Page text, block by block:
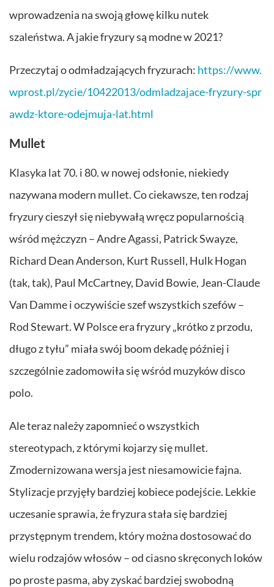
wprowadzenia na swoją głowę kilku nutek
szaleństwa. A jakie fryzury są modne w 2021?
Przeczytaj o odmładzających fryzurach: https://www.
wprost.pl/zycie/10422013/odmladzajace-fryzury-spr
awdz-ktore-odejmuja-lat.html
Mullet
Klasyka lat 70. i 80. w nowej odsłonie, niekiedy
nazywana modern mullet. Co ciekawsze, ten rodzaj
fryzury cieszył się niebywałą wręcz popularnością
wśród mężczyzn – Andre Agassi, Patrick Swayze,
Richard Dean Anderson, Kurt Russell, Hulk Hogan
(tak, tak), Paul McCartney, David Bowie, Jean-Claude
Van Damme i oczywiście szef wszystkich szefów –
Rod Stewart. W Polsce era fryzury „krótko z przodu,
długo z tyłu” miała swój boom dekadę później i
szczególnie zadomowiła się wśród muzyków disco
polo.
Ale teraz należy zapomnieć o wszystkich
stereotypach, z którymi kojarzy się mullet.
Zmodernizowana wersja jest niesamowicie fajna.
Stylizacje przyjęły bardziej kobiece podejście. Lekkie
uczesanie sprawia, że fryzura stała się bardziej
przystępnym trendem, który można dostosować do
wielu rodzajów włosów – od ciasno skręconych loków
po proste pasma, aby zyskać bardziej swobodną